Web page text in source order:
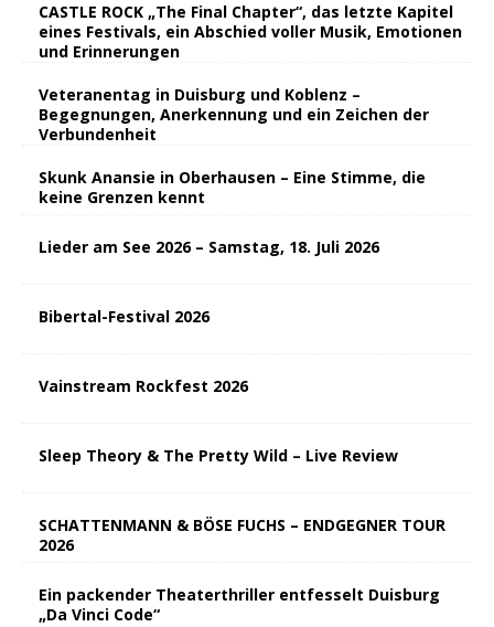
CASTLE ROCK „The Final Chapter“, das letzte Kapitel
eines Festivals, ein Abschied voller Musik, Emotionen
und Erinnerungen
Veteranentag in Duisburg und Koblenz –
Begegnungen, Anerkennung und ein Zeichen der
Verbundenheit
Skunk Anansie in Oberhausen – Eine Stimme, die
keine Grenzen kennt
Lieder am See 2026 – Samstag, 18. Juli 2026
Bibertal-Festival 2026
Vainstream Rockfest 2026
Sleep Theory & The Pretty Wild – Live Review
SCHATTENMANN & BÖSE FUCHS – ENDGEGNER TOUR
2026
Ein packender Theaterthriller entfesselt Duisburg
„Da Vinci Code“